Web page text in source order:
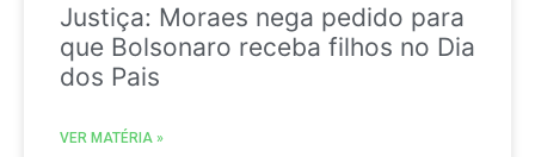
Justiça: Moraes nega pedido para
que Bolsonaro receba filhos no Dia
dos Pais
VER MATÉRIA »